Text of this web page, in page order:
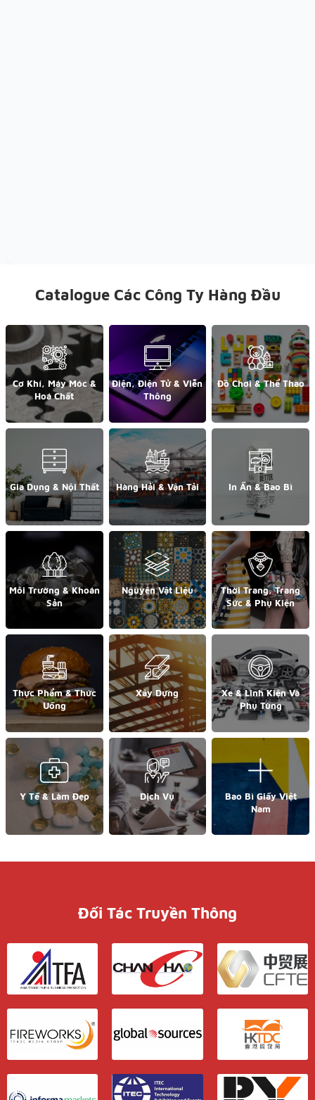
Catalogue Các Công Ty Hàng Đầu
Cơ Khí, Máy Móc &
Hoá Chất
Điện, Điện Tử & Viễn
Thông
Đồ Chơi & Thể Thao
Gia Dụng & Nội Thất Hàng Hải & Vận Tải In Ấn & Bao Bì
Môi Trường & Khoán
Sản
Nguyên Vật Liệu
Thời Trang, Trang
Sức & Phụ Kiện
Thực Phẩm & Thức
Uống
Xây Dựng
Xe & Linh Kiện Và
Phụ Tùng
Y Tế & Làm Đẹp Dịch Vụ
Bao Bì Giấy Việt
Nam
Đối Tác Truyền Thông